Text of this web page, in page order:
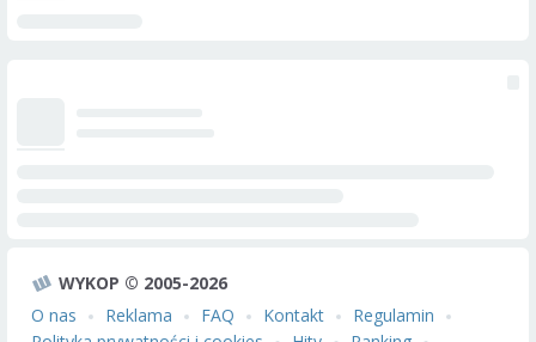
WYKOP © 2005-2026
O nas
Reklama FAQ Kontakt
Regulamin